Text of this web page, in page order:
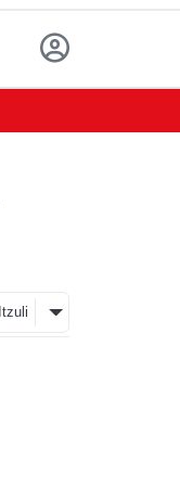
Itzuli